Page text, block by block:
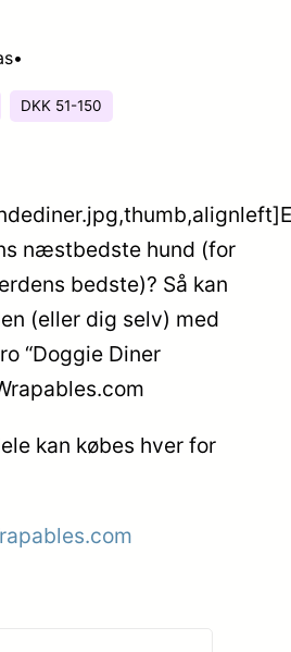
•
DKK 51-150
næstbedste hund (for
bedste)? Så kan
(eller dig selv) med
“Doggie Diner
kan købes hver for